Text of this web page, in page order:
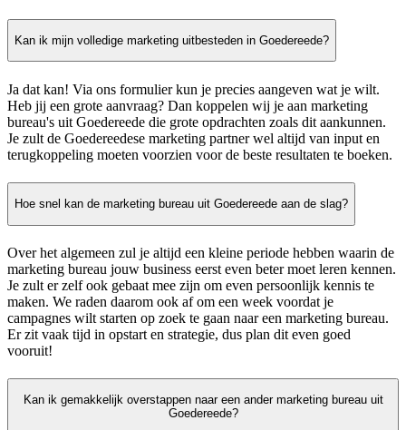
Kan ik mijn volledige marketing uitbesteden in Goedereede?
Ja dat kan! Via ons formulier kun je precies aangeven wat je wilt.
Heb jij een grote aanvraag? Dan koppelen wij je aan marketing
bureau's uit Goedereede die grote opdrachten zoals dit aankunnen.
Je zult de Goedereedese marketing partner wel altijd van input en
terugkoppeling moeten voorzien voor de beste resultaten te boeken.
Hoe snel kan de marketing bureau uit Goedereede aan de slag?
Over het algemeen zul je altijd een kleine periode hebben waarin de
marketing bureau jouw business eerst even beter moet leren kennen.
Je zult er zelf ook gebaat mee zijn om even persoonlijk kennis te
maken. We raden daarom ook af om een week voordat je
campagnes wilt starten op zoek te gaan naar een marketing bureau.
Er zit vaak tijd in opstart en strategie, dus plan dit even goed
vooruit!
Kan ik gemakkelijk overstappen naar een ander marketing bureau uit
Goedereede?